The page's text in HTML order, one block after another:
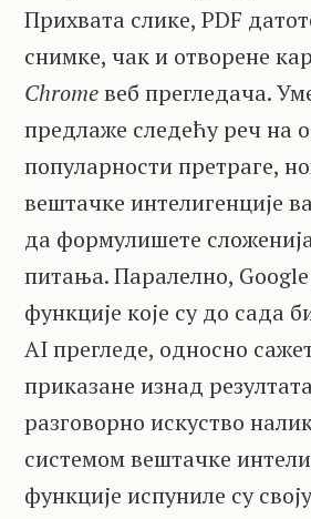
Прихвата слике, PDF
снимке, чак и отворене
Chromeвеб прегледача.
предлаже следећу реч на
популарности претраге,
вештачке интелигенције
да формулишете
питања. Паралелно, Google
функције које су до сада
AI прегледе, односно
приказане изнад
разговорно искуство
системом вештачке
функције испуниле су